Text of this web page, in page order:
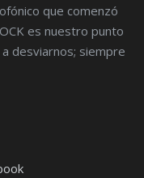
que comenzó
es nuestro punto
desviarnos; siempre